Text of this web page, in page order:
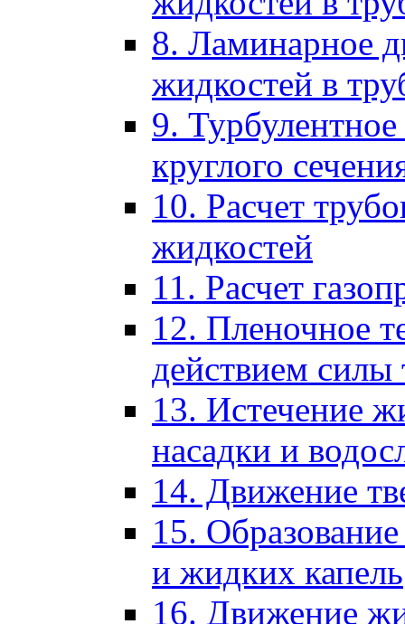
8. Ламинарное
жидкостей в
9.
круглого
10. Расчет
жидкостей
11. Расчет
12. Пленочное
действием силы
13. Истечение
насадки и
14. Движение
15.
и жидких капель
16. Движение